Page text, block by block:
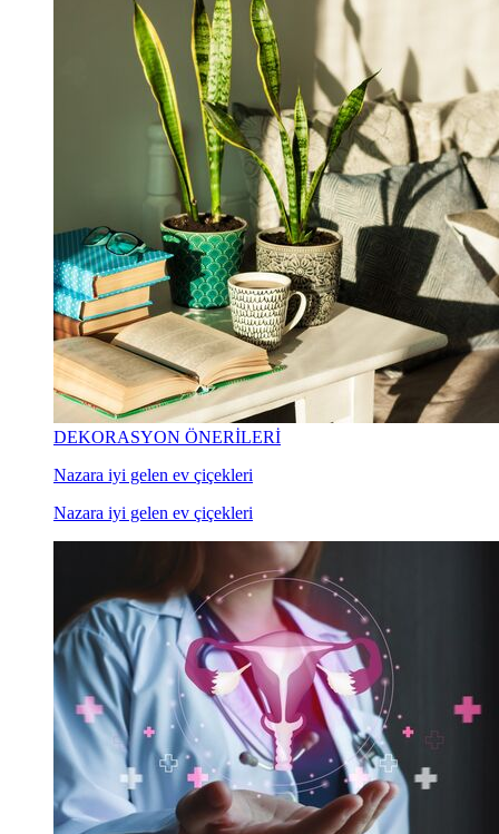
DEKORASYON ÖNERİLERİ
Nazara iyi gelen ev çiçekleri
Nazara iyi gelen ev çiçekleri